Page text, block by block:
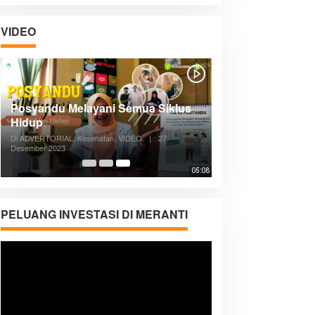
VIDEO
05:08
Posyandu Melayani Semua Siklus
Hidup
Di ADVERTORIAL, Kesehatan, VIDEO |
27
Desember 2023
PELUANG INVESTASI DI MERANTI